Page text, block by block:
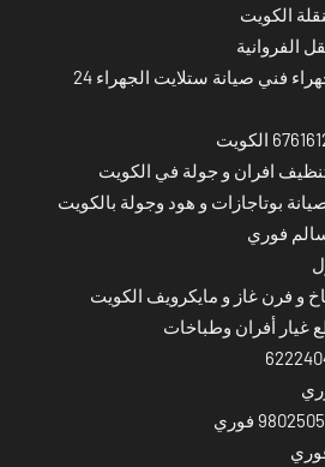
الكويت
الفروانية
فني تصليح ستلايت الجهراء فني صيانة ستلايت الجهراء 24
افران و جولة في الكويت
بوتاجازات و هود وجولة بالكويت
فوري
و فرن غاز و مايكرويف الكويت
غيار أفران وطباخات